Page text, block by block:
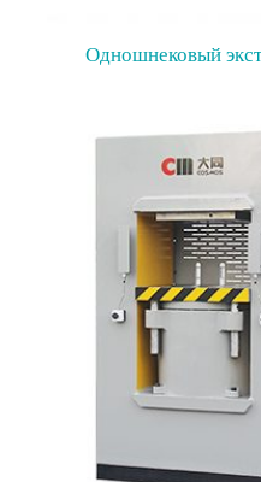
Одношнековый